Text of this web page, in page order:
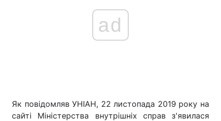
ad
Як повідомляв УНІАН, 22 листопада 2019 року на
сайті Міністерства внутрішніх справ з'явилася